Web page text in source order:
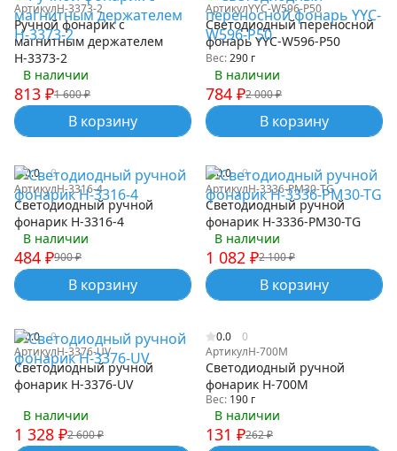
АртикулН-3373-2
Ручной фонарик с
магнитным держателем
Н-3373-2
В наличии
1 600₽
813 ₽
В корзину
АртикулYYC-W596-P50
Светодиодный переносной
фонарь YYC-W596-P50
Вес:290 г
В наличии
2 000₽
784 ₽
В корзину
0.0
0
АртикулН-3316-4
Светодиодный ручной
фонарик Н-3316-4
В наличии
900₽
484 ₽
В корзину
0.0
0
АртикулН-3336-PM30-TG
Светодиодный ручной
фонарик Н-3336-PM30-TG
В наличии
2 100₽
1 082 ₽
В корзину
0.0
0
АртикулН-3376-UV
Светодиодный ручной
фонарик Н-3376-UV
В наличии
2 600₽
1 328 ₽
0.0
0
АртикулH-700M
Светодиодный ручной
фонарик H-700M
Вес: 190 г
В наличии
262₽
131 ₽